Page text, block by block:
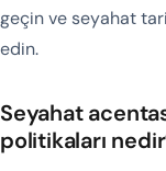
geçin ve seyahat
edin.
Seyahat
politikaları